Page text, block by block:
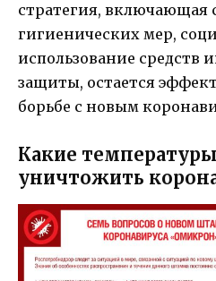
стратегия, включающая
гигиенических мер,
использование средств
защиты, остается
борьбе с новым
Какие
уничтожить